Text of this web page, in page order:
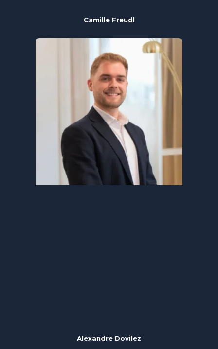
Camille Freudl
Alexandre Dovilez